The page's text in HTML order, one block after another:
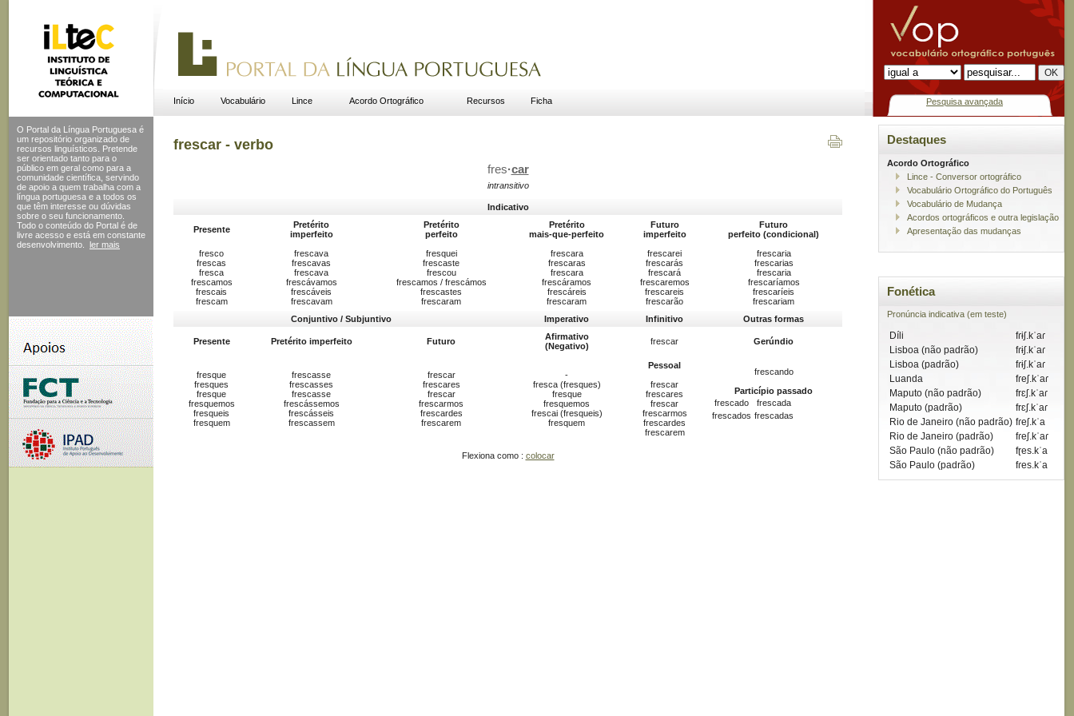
Início Vocabulário Lince Acordo Ortográfico Recursos Ficha Pesquisa avançada
O Portal da Língua Portuguesa é
um repositório organizado de
recursos linguísticos. Pretende
ser orientado tanto para o
público em geral como para a
comunidade científica, servindo
de apoio a quem trabalha com a
língua portuguesa e a todos os
que têm interesse ou dúvidas
sobre o seu funcionamento.
Todo o conteúdo do Portal é de
livre acesso e está em constante
desenvolvimento.
ler mais
frescar - verbo
fres·car
intransitivo
Indicativo
Presente
Pretérito
imperfeito
Pretérito
perfeito
Pretérito
mais-que-perfeito
Futuro
imperfeito
Futuro
perfeito (condicional)
fresco
frescas
fresca
frescamos
frescais
frescam
frescava
frescavas
frescava
frescávamos
frescáveis
frescavam
fresquei
frescaste
frescou
frescamos / frescámos
frescastes
frescaram
frescara
frescaras
frescara
frescáramos
frescáreis
frescaram
frescarei
frescarás
frescará
frescaremos
frescareis
frescarão
frescaria
frescarias
frescaria
frescaríamos
frescaríeis
frescariam
Conjuntivo / Subjuntivo
Imperativo Infinitivo Outras formas
Presente Pretérito imperfeito Futuro
Afirmativo
(Negativo)
frescar Gerúndio
fresque
fresques
fresque
fresquemos
fresqueis
fresquem
frescasse
frescasses
frescasse
frescássemos
frescásseis
frescassem
frescar
frescares
frescar
frescarmos
frescardes
frescarem
-
fresca (fresques)
fresque
fresquemos
frescai (fresqueis)
fresquem
Pessoal
frescar
frescares
frescar
frescarmos
frescardes
frescarem
frescando
Particípio passado
frescado
frescada
frescados frescadas
Flexiona como : colocar
Destaques
Acordo Ortográfico
Lince - Conversor ortográfico
Vocabulário Ortográfico do Português
Vocabulário de Mudança
Acordos ortográficos e outra legislação
Apresentação das mudanças
Fonética
Pronúncia indicativa (em teste)
Díli
fɾɨʃ.kˈaɾ
Lisboa (não padrão)
fɾɨʃ.kˈaɾ
Lisboa (padrão)
fɾɨʃ.kˈaɾ
Luanda
fɾeʃ.kˈaɾ
Maputo (não padrão)
frɛʃ.kˈaɾ
Maputo (padrão)
frɛʃ.kˈaɾ
Rio de Janeiro (não padrão) fɾeʃ.kˈa
Rio de Janeiro (padrão)
fɾeʃ.kˈaɾ
São Paulo (não padrão)
fɽes.kˈa
São Paulo (padrão)
fɾes.kˈa